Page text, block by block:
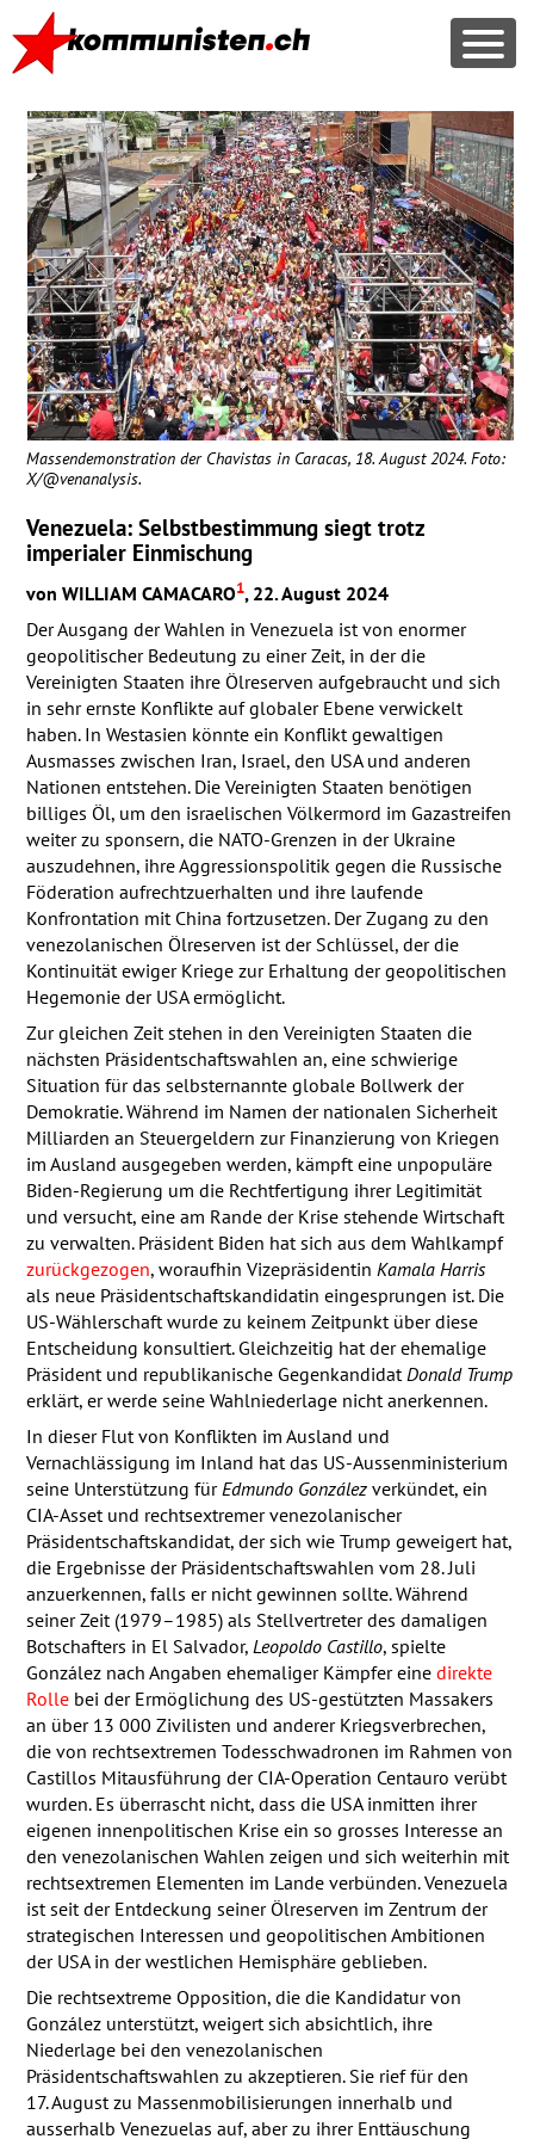
Massendemonstration der Chavistas in Caracas, 18. August 2024. Foto:
X/@venanalysis.
Venezuela: Selbstbestimmung siegt trotz
imperialer Einmischung
von WILLIAM CAMACARO1, 22. August 2024
Der Ausgang der Wahlen in Venezuela ist von enormer
geopolitischer Bedeutung zu einer Zeit, in der die
Vereinigten Staaten ihre Ölreserven aufgebraucht und sich
in sehr ernste Konflikte auf globaler Ebene verwickelt
haben. In Westasien könnte ein Konflikt gewaltigen
Ausmasses zwischen Iran, Israel, den USAund anderen
Nationen entstehen. Die Vereinigten Staaten benötigen
billiges Öl, um den israelischen Völkermord im Gazastreifen
weiter zu sponsern, die NATO-Grenzen in der Ukraine
auszudehnen, ihre Aggressionspolitik gegen die Russische
Föderation aufrechtzuerhalten und ihre laufende
Konfrontation mit China fortzusetzen. Der Zugang zu den
venezolanischen Ölreserven ist der Schlüssel, der die
Kontinuität ewiger Kriege zur Erhaltung der geopolitischen
Hegemonie der USAermöglicht.
Zur gleichen Zeit stehen in den Vereinigten Staaten die
nächsten Präsidentschaftswahlen an, eine schwierige
Situation für das selbsternannte globale Bollwerk der
Demokratie. Während im Namen der nationalen Sicherheit
Milliarden an Steuergeldern zur Finanzierung von Kriegen
im Ausland ausgegeben werden, kämpft eine unpopuläre
Biden-Regierung um die Rechtfertigung ihrer Legitimität
und versucht, eine am Rande der Krise stehende Wirtschaft
zu verwalten. Präsident Biden hat sich aus dem Wahlkampf
zurückgezogen, woraufhin Vizepräsidentin Kamala Harris
als neue Präsidentschaftskandidatin eingesprungen ist. Die
US-Wählerschaft wurde zu keinem Zeitpunkt über diese
Entscheidung konsultiert. Gleichzeitig hat der ehemalige
Präsident und republikanische Gegenkandidat Donald Trump
erklärt, er werde seine Wahlniederlage nicht anerkennen.
In dieser Flut von Konflikten im Ausland und
Vernachlässigung im Inland hat das US-Aussenministerium
seine Unterstützung für Edmundo Gonzálezverkündet, ein
CIA-Asset und rechtsextremer venezolanischer
Präsidentschaftskandidat, der sich wie Trump geweigert hat,
die Ergebnisse der Präsidentschaftswahlen vom 28. Juli
anzuerkennen, falls er nicht gewinnen sollte. Während
seiner Zeit (1979–1985) als Stellvertreter des damaligen
Botschafters in El Salvador, Leopoldo Castillo, spielte
González nach Angaben ehemaliger Kämpfer eine direkte
Rollebei der Ermöglichung des US-gestützten Massakers
an über 13 000 Zivilisten und anderer Kriegsverbrechen,
die von rechtsextremen Todesschwadronen im Rahmen von
Castillos Mitausführung der CIA-Operation Centauro verübt
wurden. Es überrascht nicht, dass die USAinmitten ihrer
eigenen innenpolitischen Krise ein so grosses Interesse an
den venezolanischen Wahlen zeigen und sich weiterhin mit
rechtsextremen Elementen im Lande verbünden. Venezuela
ist seit der Entdeckung seiner Ölreserven im Zentrum der
strategischen Interessen und geopolitischen Ambitionen
der USAin der westlichen Hemisphäre geblieben.
Die rechtsextreme Opposition, die die Kandidatur von
González unterstützt, weigert sich absichtlich, ihre
Niederlage bei den venezolanischen
Präsidentschaftswahlen zu akzeptieren. Sie rief für den
17. August zu Massenmobilisierungen innerhalb und
ausserhalb Venezuelas auf, aber zu ihrer Enttäuschung